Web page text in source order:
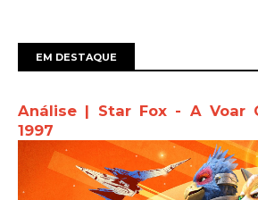
EM DESTAQUE
Análise | Star Fox - A Voar
1997